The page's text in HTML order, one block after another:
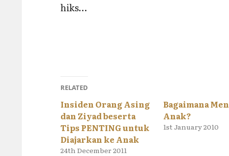
hiks…
RELATED
Insiden Orang Asing
dan Ziyad beserta
Tips PENTING untuk
Diajarkan ke Anak
24th December 2011
Bagaimana
Anak?
1st January 2010